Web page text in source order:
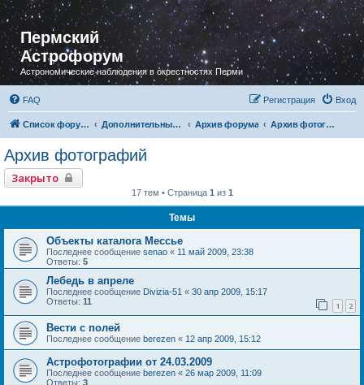
Пермский
Астрофорум
Астрономические наблюдения в окрестностях Перми
FAQ Вход
Регистрация
Список форумов Дополнительный раздел Архив форума Архив фотографий
Архив фотографий
Закрыто
17 тем • Страница 1 из 1
Темы
Объекты каталога Мессье
Последнее сообщение senao « 11 май 2009, 23:38
Ответы: 5
Лебедь в апреле
Последнее сообщение Divizia-51 « 30 апр 2009, 15:17
Ответы: 11 1 2
Вести с полей
Последнее сообщение berezen « 12 апр 2009, 15:12
Астрофотографии от 24.03.2009
Последнее сообщение berezen « 26 мар 2009, 11:09
Ответы: 3